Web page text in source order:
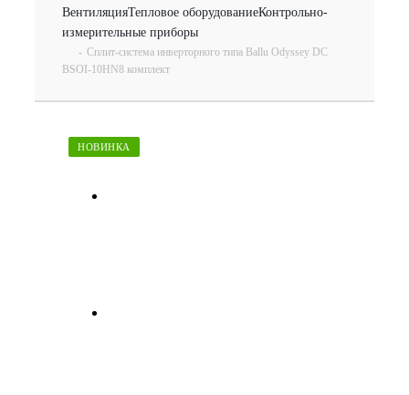
ВентиляцияТепловое оборудованиеКонтрольно-
измерительные приборы
- Сплит-система инверторного типа Ballu Odyssey DC
BSOI-10HN8 комплект
НОВИНКА